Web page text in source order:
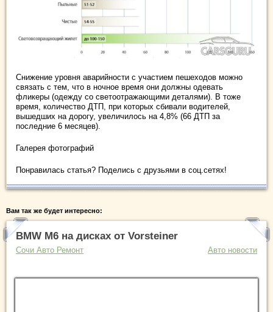
Снижение уровня аварийности с участием пешеходов можно
связать с тем, что в ночное время они должны одевать
фликеры (одежду со светоотражающими деталями). В тоже
время, количество ДТП, при которых сбивали водителей,
вышедших на дорогу, увеличилось на 4,8% (66 ДТП за
последние 6 месяцев).
Галерея фотографий
Понравилась статья? Поделись с друзьями в соц.сетях!
Вам так же будет интересно:
BMW M6 на дисках от Vorsteiner
Сочи Авто Ремонт Авто новости